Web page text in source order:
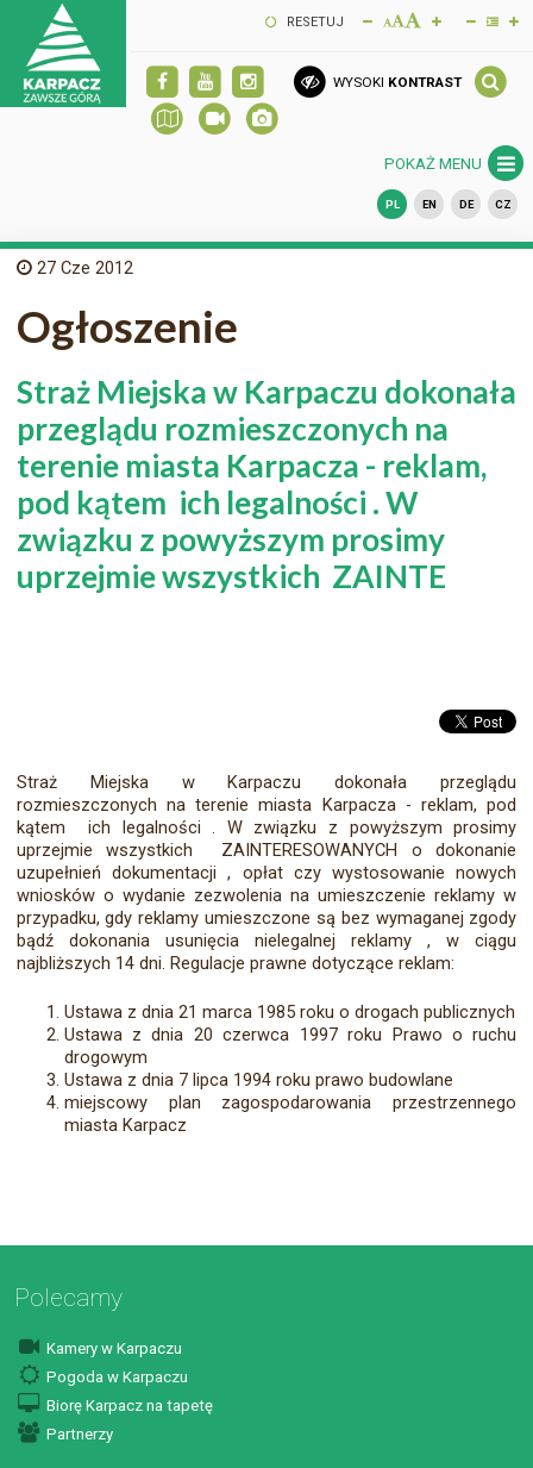
RESETUJ
WYSOKI KONTRAST
POKAŻ MENU
PL EN DE CZ
27 Cze 2012
Ogłoszenie
Straż Miejska w Karpaczu dokonała
przeglądu rozmieszczonych na
terenie miasta Karpacza - reklam,
pod kątem ich legalności . W
związku z powyższym prosimy
uprzejmie wszystkich ZAINTE
Straż Miejska w Karpaczu dokonała przeglądu
rozmieszczonych na terenie miasta Karpacza - reklam, pod
kątem ich legalności . W związku z powyższym prosimy
uprzejmie wszystkich ZAINTERESOWANYCH o dokonanie
uzupełnień dokumentacji , opłat czy wystosowanie nowych
wniosków o wydanie zezwolenia na umieszczenie reklamy w
przypadku, gdy reklamy umieszczone są bez wymaganej zgody
bądź dokonania usunięcia nielegalnej reklamy , w ciągu
najbliższych 14 dni. Regulacje prawne dotyczące reklam:
Ustawa z dnia 21 marca 1985 roku o drogach publicznych
Ustawa z dnia 20 czerwca 1997 roku Prawo o ruchu
drogowym
Ustawa z dnia 7 lipca 1994 roku prawo budowlane
miejscowy plan zagospodarowania przestrzennego
miasta Karpacz
Polecamy
Kamery w Karpaczu
Pogoda w Karpaczu
Biorę Karpacz na tapetę
Partnerzy